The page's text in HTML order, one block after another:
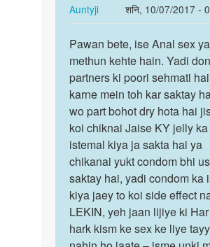
by
Rakesh
Auntyji
शनि, 10/07/2017 -
In
reply
to
Aunty
ji
me
apni
bibi
ki…
by
Pawan
Pawan
bete,
ise
Anal
sex
ya…
Pawan bete, ise Anal sex
methun kehte hain. Yadi
partners ki poori sehmati
karne mein toh kar saktay
wo part bohot dry hota hai
koi chiknai Jaise KY jelly ka
istemal kiya ja sakta hai ya
chikanai yukt condom bhi
saktay hai, yadi condom ka
kiya jaey to koi side effect
LEKIN, yeh jaan lijiye ki
hark kism ke sex ke liye